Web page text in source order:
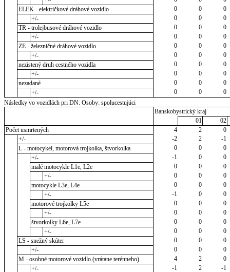
ELEK - električkové dráhové vozidlo
0 0 0
+/-
0 0 0
TR - trolejbusové dráhové vozidlo
0 0 0
+/-
0 0 0
ZE - železničné dráhové vozidlo
0 0 0
+/-
0 0 0
nezistený druh cestného vozidla
0 0 0
+/-
0 0 0
nezadané
0 0 0
+/-
0 0 0
Následky vo vozidlách pri DN. Osoby: spolucestujúci
Banskobystrický kraj
01
02
Počet usmrtených
4 2 0
+/-
-2 2 -1
L - motocykel, motorová trojkolka, štvorkolka
0 0 0
+/-
-1 0 0
malé motocykle L1e, L2e
0 0 0
+/-
0 0 0
motocykle L3e, L4e
0 0 0
+/-
-1 0 0
motorové trojkolky L5e
0 0 0
+/-
0 0 0
štvorkolky L6e, L7e
0 0 0
+/-
0 0 0
LS - snežný skúter
0 0 0
+/-
0 0 0
M - osobné motorové vozidlo (vrátane terénneho)
4 2 0
+/-
-1 2 -1